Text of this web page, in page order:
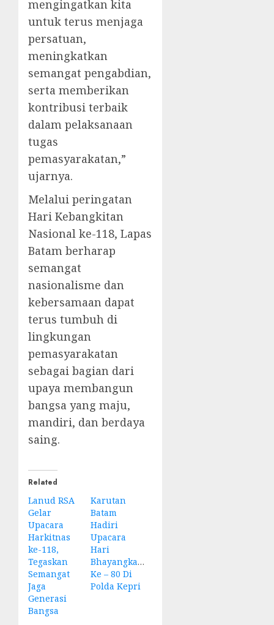
mengingatkan kita
untuk terus menjaga
persatuan,
meningkatkan
semangat pengabdian,
serta memberikan
kontribusi terbaik
dalam pelaksanaan
tugas
pemasyarakatan,”
ujarnya.
Melalui peringatan
Hari Kebangkitan
Nasional ke-118, Lapas
Batam berharap
semangat
nasionalisme dan
kebersamaan dapat
terus tumbuh di
lingkungan
pemasyarakatan
sebagai bagian dari
upaya membangun
bangsa yang maju,
mandiri, dan berdaya
saing.
Related
Lanud RSA
Gelar
Upacara
Harkitnas
ke-118,
Tegaskan
Semangat
Jaga
Generasi
Bangsa
Karutan
Batam
Hadiri
Upacara
Hari
Bhayangkara
Ke – 80 Di
Polda Kepri